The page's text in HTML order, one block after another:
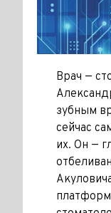
Врач —
зубным
сейчас
их. Он —